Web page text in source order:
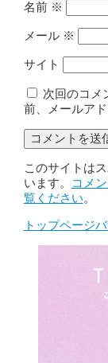
名前 ※
メール ※
サイト
次回のコメ
前、メールア
このサイトは
います。
コメ
覧ください。
投
トップページ